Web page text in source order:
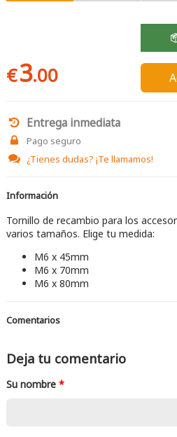
€3.00
Entrega inmediata
Pago seguro
¿Tienes dudas? ¡Te llamamos!
Información
Tornillo de recambio para los
varios tamaños. Elige tu medida:
M6 x 45mm
M6 x 70mm
M6 x 80mm
Comentarios
Deja tu comentario
Su nombre *